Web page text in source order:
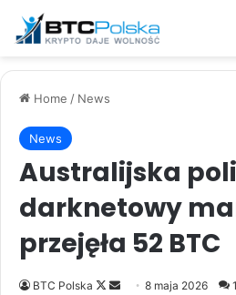
Home / News
News
Australijska
darknetowy
przejęła 52 BTC
BTC Polska
Follow
Send8 maja 2026 1